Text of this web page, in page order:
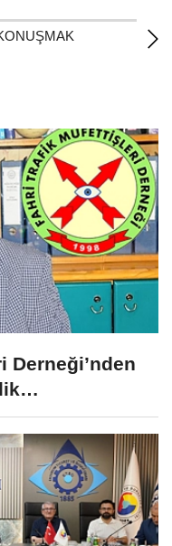
- *Asya kıtasındaki
Derneği’nden